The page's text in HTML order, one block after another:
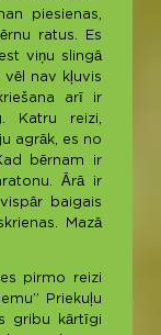
piesienas,
ratus. Es
viņu slingā
vēl nav kļuvis
arī ir
Katru reizi,
agrāk, es no
bērnam ir
Ārā ir
baigais
Mazā
pirmo reizi
Priekuļu
gribu kārtīgi